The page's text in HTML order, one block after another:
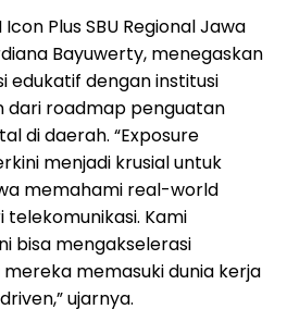
Plus SBU Regional Jawa
Bayuwerty, menegaskan
edukatif dengan institusi
dari roadmap penguatan
di daerah. “Exposure
menjadi krusial untuk
memahami real-world
Kami
bisa mengakselerasi
memasuki dunia kerja
ujarnya.